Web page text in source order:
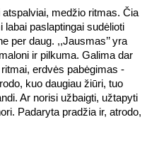
medžio ritmas. Čia
paslaptingai sudėlioti
per daug. ,,Jausmas’’ yra
ir pilkuma. Galima dar
erdvės pabėgimas -
kuo daugiau žiūri, tuo
Ar norisi užbaigti, užtapyti
Padaryta pradžia ir, atrodo,